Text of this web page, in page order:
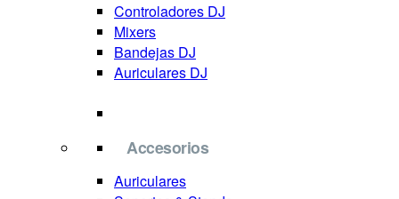
Controladores DJ
Mixers
Bandejas DJ
Auriculares DJ
Accesorios
Auriculares